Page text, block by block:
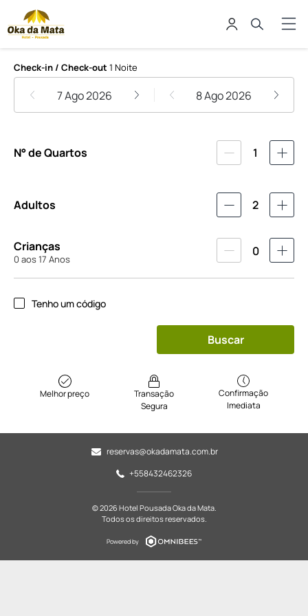
Hotel Pousada Oka da Mata
Check-in / Check-out 1 Noite
7 Ago 2026 8 Ago 2026
N° de Quartos 1
Adultos 2
Crianças
0 aos 17 Anos
0
Tenho um código
Buscar
Melhor preço
Transação
Segura
Confirmação
Imediata
reservas@okadamata.com.br
+558432462326
© 2026 Hotel Pousada Oka da Mata.
Todos os direitos reservados.
Powered by